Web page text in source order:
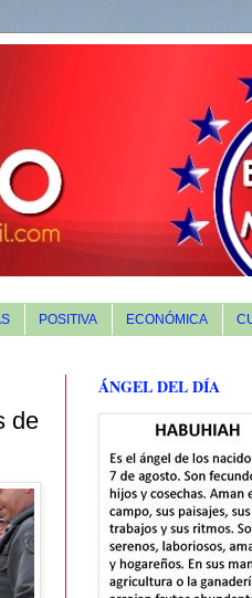
POSITIVA ECONÓMICA
de
ÁNGEL DEL DÍA